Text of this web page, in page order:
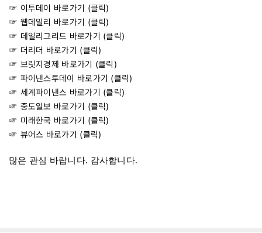
☞ 이투데이 바로가기 (클릭)
☞ 웹데일리 바로가기 (클릭)
☞ 데일리그리드 바로가기 (클릭)
☞ 더리더 바로가기 (클릭)
☞ 브릿지경제 바로가기 (클릭 )
☞ 파이낸스투데이 바로가기 (클릭)
☞ 세계파이낸스 바로가기 (클릭)
☞ 중도일보 바로가기 (클릭)
☞ 미래한국 바로가기 (클릭)
☞ 뷰어스 바로가기 (클릭)
많은 관심 바랍니다. 감사합니다.